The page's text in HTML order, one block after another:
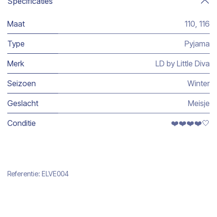
Maat 110 116
Type Pyjama
Merk LD by Little Diva
Seizoen Winter
Geslacht Meisje
Conditie ❤️❤️❤️❤️🤍
Referentie: ELVE004